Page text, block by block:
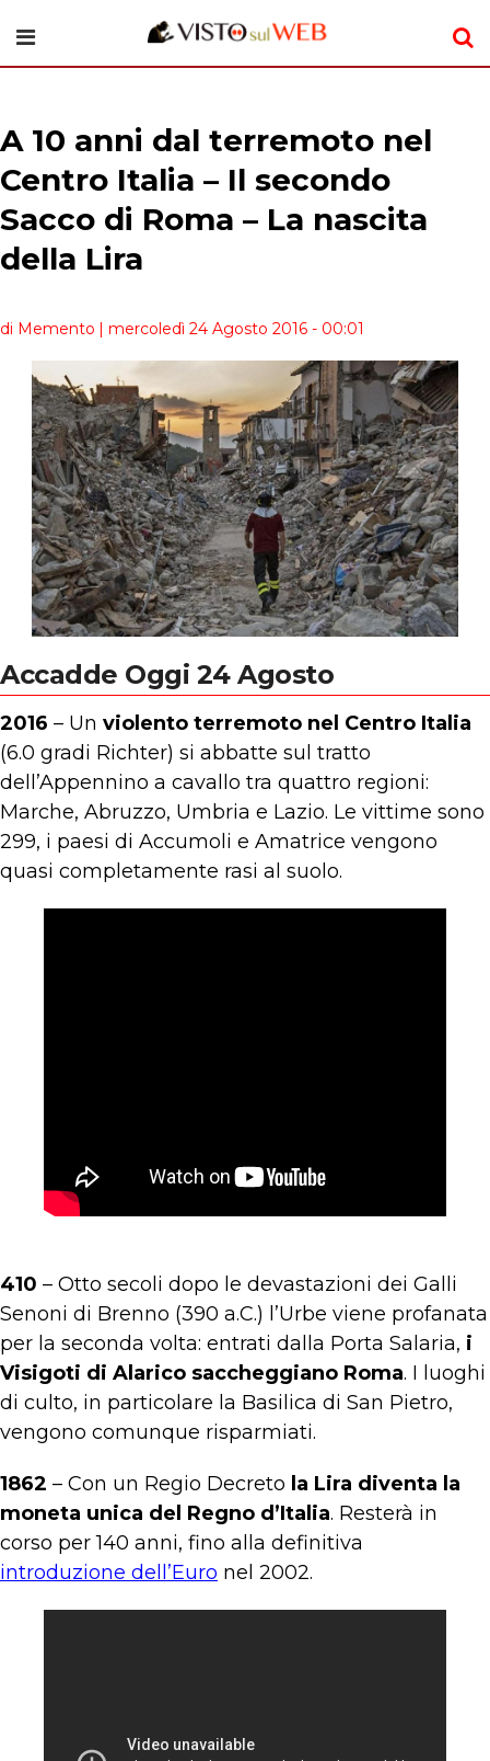
A 10 anni dal terremoto nel
Centro Italia – Il secondo
Sacco di Roma – La nascita
della Lira
di Memento | mercoledì 24 Agosto 2016 - 00:01
Accadde Oggi 24 Agosto
2016 – Un violento terremoto nel Centro Italia
(6.0 gradi Richter) si abbatte sul tratto
dell’Appennino a cavallo tra quattro regioni:
Marche, Abruzzo, Umbria e Lazio. Le vittime sono
299, i paesi di Accumoli e Amatrice vengono
quasi completamente rasi al suolo.
410 – Otto secoli dopo le devastazioni dei Galli
Senoni di Brenno (390 a.C.) l’Urbe viene profanata
per la seconda volta: entrati dalla Porta Salaria, i
Visigoti di Alarico saccheggiano Roma. I luoghi
di culto, in particolare la Basilica di San Pietro,
vengono comunque risparmiati.
1862 – Con un Regio Decreto la Lira diventa la
moneta unica del Regno d’Italia. Resterà in
corso per 140 anni, fino alla definitiva
introduzione dell’Euro nel 2002.